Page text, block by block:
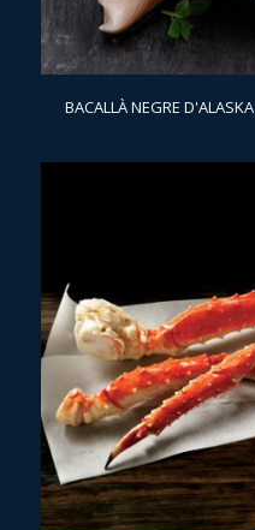
BACALLÀ NEGRE D'ALASKA